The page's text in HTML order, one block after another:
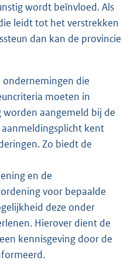
wordt beïnvloed. Als
leidt tot het verstrekken
dan kan de provincie
ondernemingen die
moeten in
aangemeld bij de
aanmeldingsplicht kent
Zo biedt de
en de
voor bepaalde
deze onder
Hierover dient de
kennisgeving door de